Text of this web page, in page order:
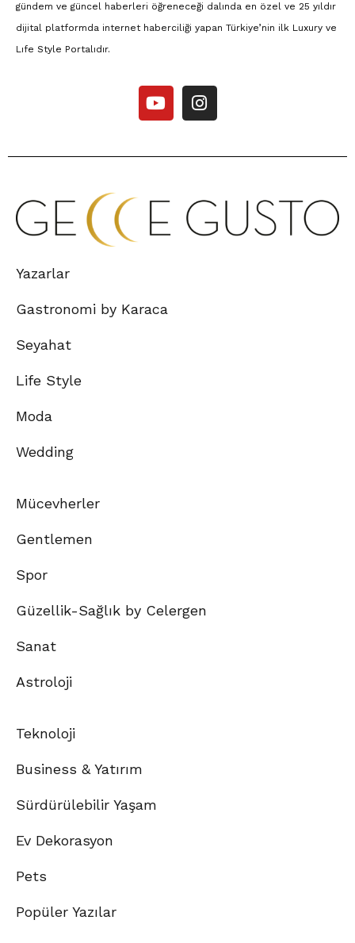
gündem ve güncel haberleri öğreneceği dalında en özel ve 25 yıldır
dijital platformda internet haberciliği yapan Türkiye’nin ilk Luxury ve
Lıfe Style Portalıdır.
Yazarlar
Gastronomi by Karaca
Seyahat
Life Style
Moda
Wedding
Mücevherler
Gentlemen
Spor
Güzellik-Sağlık by Celergen
Sanat
Astroloji
Teknoloji
Business & Yatırım
Sürdürülebilir Yaşam
Ev Dekorasyon
Pets
Popüler Yazılar